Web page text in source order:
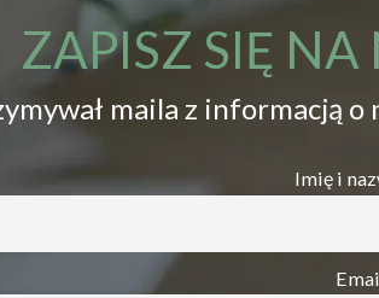
ZAPISZ SIĘ
maila z informacją
Imię i